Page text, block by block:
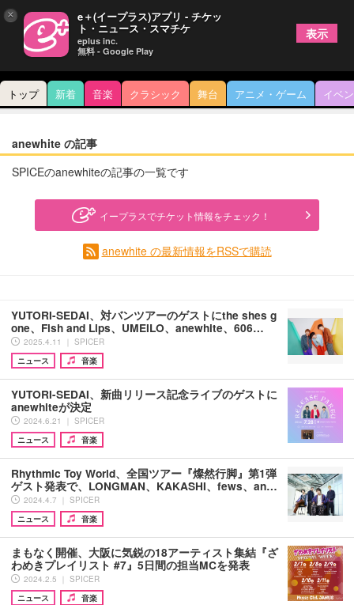
トップ 新着 音楽 クラシック 舞台 アニメ・ゲーム イベ
anewhite の記事
SPICEのanewhiteの記事の一覧です
イープラスでチケット情報をチェック！
anewhite の最新情報をRSSで購読
YUTORI-SEDAI、対バンツアーのゲストにthe shes g
one、Fish and Lips、UMEILO、anewhite、606…
2025.4.11 ｜ SPICER
ニュース
音楽
YUTORI-SEDAI、新曲リリース記念ライブのゲストに
anewhiteが決定
2024.6.21 ｜ SPICER
ニュース
音楽
Rhythmic Toy World、全国ツアー『燦然行脚』第1弾
ゲスト発表で、LONGMAN、KAKASHI、fews、an…
2024.4.7 ｜ SPICER
ニュース
音楽
まもなく開催、大阪に気鋭の18アーティスト集結『ざ
わめきプレイリスト #7』5日間の担当MCを発表
2024.2.5 ｜ SPICER
ニュース
音楽
× e＋(イープラス)アプリ - チケッ
ト・ニュース・スマチケ
eplus inc.
無料 - Google Play
表示